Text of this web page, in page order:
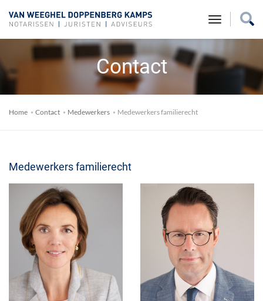
toggle
Contact
Home Contact Medewerkers Medewerkers familierecht
Medewerkers familierecht